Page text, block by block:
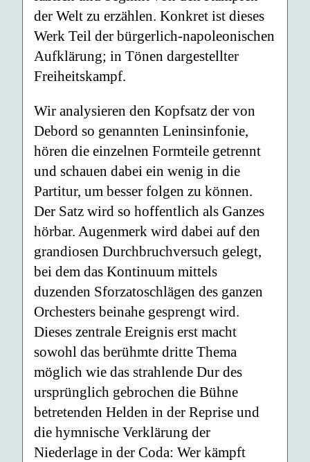
der Welt zu erzählen. Konkret ist dieses
Werk Teil der bürgerlich-napoleonischen
Aufklärung; in Tönen dargestellter
Freiheitskampf.
Wir analysieren den Kopfsatz der von
Debord so genannten Leninsinfonie,
hören die einzelnen Formteile getrennt
und schauen dabei ein wenig in die
Partitur, um besser folgen zu können.
Der Satz wird so hoffentlich als Ganzes
hörbar. Augenmerk wird dabei auf den
grandiosen Durchbruchversuch gelegt,
bei dem das Kontinuum mittels
duzenden Sforzatoschlägen des ganzen
Orchesters beinahe gesprengt wird.
Dieses zentrale Ereignis erst macht
sowohl das berühmte dritte Thema
möglich wie das strahlende Dur des
ursprünglich gebrochen die Bühne
betretenden Helden in der Reprise und
die hymnische Verklärung der
Niederlage in der Coda: Wer kämpft